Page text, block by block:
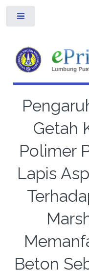
Getah
Polimer
Lapis
Beton